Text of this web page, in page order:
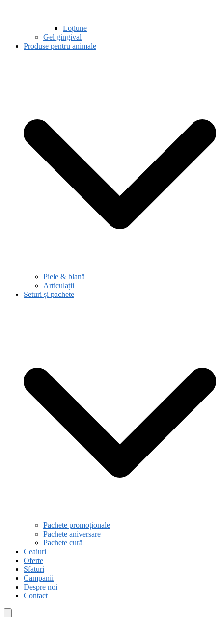
Loțiune
Gel gingival
Produse pentru animale
Piele & blană
Articulații
Seturi și pachete
Pachete promoționale
Pachete aniversare
Pachete cură
Ceaiuri
Oferte
Sfaturi
Campanii
Despre noi
Contact